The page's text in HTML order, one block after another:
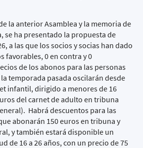
la anterior Asamblea y la memoria de
se ha presentado la propuesta de
a las que los socios y socias han dado
favorables, 0 en contra y 0
de los abonos para las personas
temporada pasada oscilarán desde
infantil, dirigido a menores de 16
del carnet de adulto en tribuna
Habrá descuentos para las
abonarán 150 euros en tribuna y
y también estará disponible un
de 16 a 26 años, con un precio de 75